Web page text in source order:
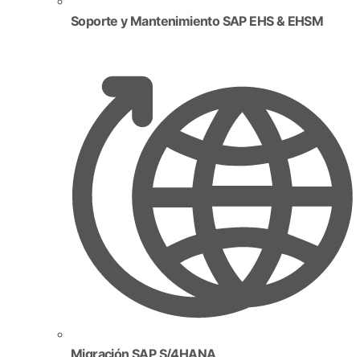
Soporte y Mantenimiento SAP EHS & EHSM
Migración SAP S/4HANA